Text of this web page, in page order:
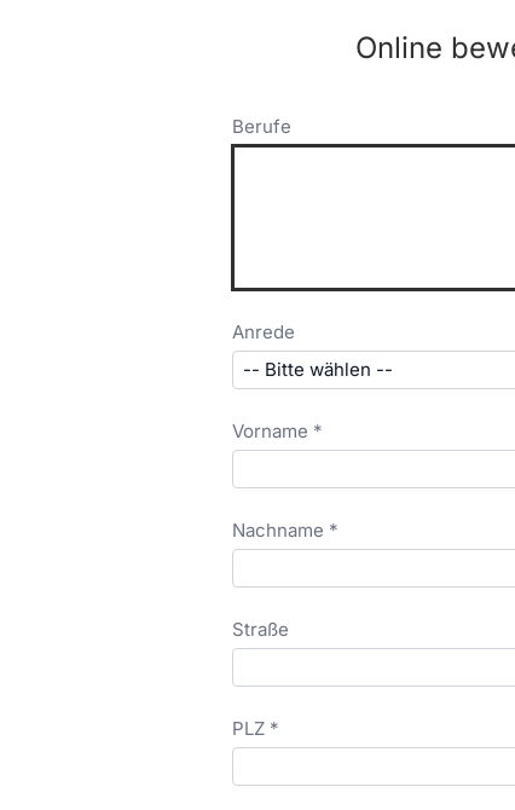
Online
Berufe
Anrede
Vorname *
Nachname *
Straße
PLZ *